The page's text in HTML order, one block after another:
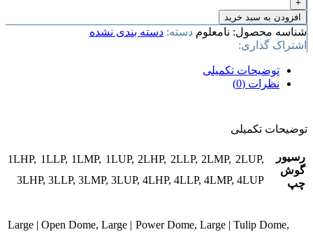
افزودن به سبد خرید
شناسه محصول: نامعلوم دسته: دسته بندی نشده
اشتراک گذاری:
توضیحات تکمیلی
نظرات (0)
توضیحات تکمیلی
رسیور
گوش
چپ
1LHP, 1LLP, 1LMP, 1LUP, 2LHP, 2LLP, 2LMP, 2LUP,
3LHP, 3LLP, 3LMP, 3LUP, 4LHP, 4LLP, 4LMP, 4LUP
Large | Open Dome, Large | Power Dome, Large | Tulip Dome,